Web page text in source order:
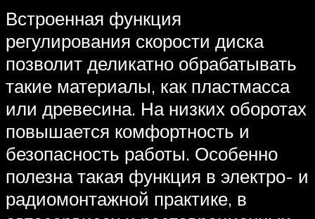
Встроенная функция
регулирования скорости диска
позволит деликатно обрабатывать
такие материалы, как пластмасса
или древесина. На низких оборотах
повышается комфортность и
безопасность работы. Особенно
полезна такая функция в электро- и
радиомонтажной практике, в